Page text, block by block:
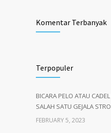
Komentar Terbanyak
Terpopuler
BICARA PELO ATAU
SALAH SATU GEJALA
FEBRUARY 5, 2023